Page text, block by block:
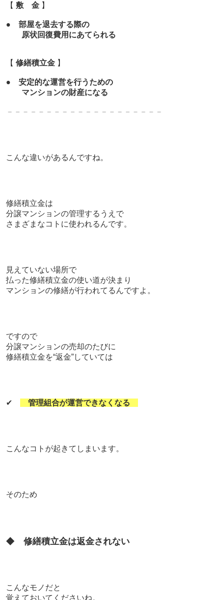
【 敷 金】
● 部屋を退去する際の
原状回復費用にあてられる
【 修繕積立金】
● 安定的な運営を行うための
マンションの財産になる
－－－－－－－－－－－－－－－－－－－－
こんな違いがあるんですね。
修繕積立金は
分譲マンションの管理するうえで
さまざまなコトに使われるんです。
見えていない場所で
払った修繕積立金の使い道が決まり
マンションの修繕が行われてるんですよ。
ですので
分譲マンションの売却のたびに
修繕積立金を“返金”していては
✔ 管理組合が運営できなくなる
こんなコトが起きてしまいます。
そのため
◆ 修繕積立金は返金されない
こんなモノだと
覚えておいてくださいね。